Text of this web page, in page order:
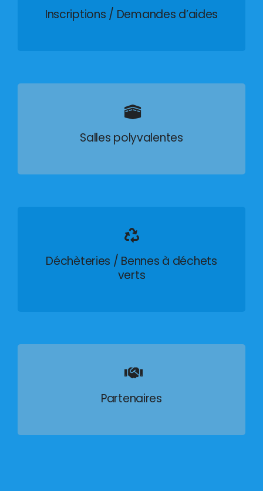
Inscriptions / Demandes d’aides
Salles polyvalentes
Déchèteries / Bennes à déchets
verts
Partenaires